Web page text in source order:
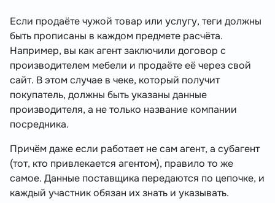
Если продаёте чужой товар или услугу, теги должны
быть прописаны в каждом предмете расчёта.
Например, вы как агент заключили договор с
производителем мебели и продаёте её через свой
сайт. В этом случае в чеке, который получит
покупатель, должны быть указаны данные
производителя, а не только название компании
посредника.
Причём даже если работает не сам агент, а субагент
(тот, кто привлекается агентом), правило то же
самое. Данные поставщика передаются по цепочке, и
каждый участник обязан их знать и указывать.